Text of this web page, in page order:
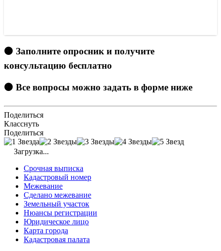
🟠 Заполните опросник и получите
консультацию бесплатно
🟠 Все вопросы можно задать в форме ниже
Поделиться
Класснуть
Поделиться
Загрузка...
Срочная выписка
Кадастровый номер
Межевание
Сделано межевание
Земельный участок
Нюансы регистрации
Юридическое лицо
Карта города
Кадастровая палата